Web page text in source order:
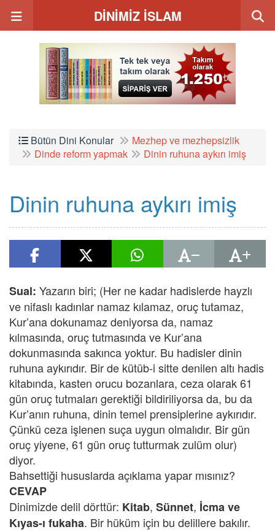
DİNİMİZ İSLAM
Bütün Dini Konular
Mezhep ve mezhepsizlik
Dinde reform yapmak
Dinin ruhuna aykırı imiş
Dinin ruhuna aykırı imiş
Sual: Yazarın biri; (Her ne kadar hadislerde hayzlı
ve nifaslı kadınlar namaz kılamaz, oruç tutamaz,
Kur’ana dokunamaz deniyorsa da, namaz
kılmasında, oruç tutmasında ve Kur’ana
dokunmasında sakınca yoktur. Bu hadisler dinin
ruhuna aykırıdır. Bir de kütüb-i sitte denilen altı hadis
kitabında, kasten orucu bozanlara, ceza olarak 61
gün oruç tutmaları gerektiği bildiriliyorsa da, bu da
Kur’anın ruhuna, dinin temel prensiplerine aykırıdır.
Çünkü ceza işlenen suça uygun olmalıdır. Bir gün
oruç yiyene, 61 gün oruç tutturmak zulüm olur)
diyor.
Bahsettiği hususlarda açıklama yapar mısınız?
CEVAP
Dinimizde delil dörttür: Kitab, Sünnet, İcma ve
Kıyas-ı fukaha. Bir hüküm için bu delillere bakılır.